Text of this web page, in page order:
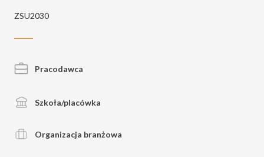
ZSU2030
Pracodawca
Szkoła/placówka
Organizacja branżowa